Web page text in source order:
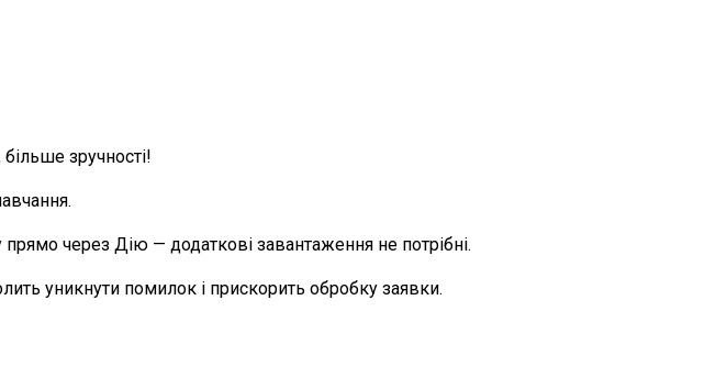
зручності!
через Дію — додаткові завантаження не потрібні.
уникнути помилок і прискорить обробку заявки.